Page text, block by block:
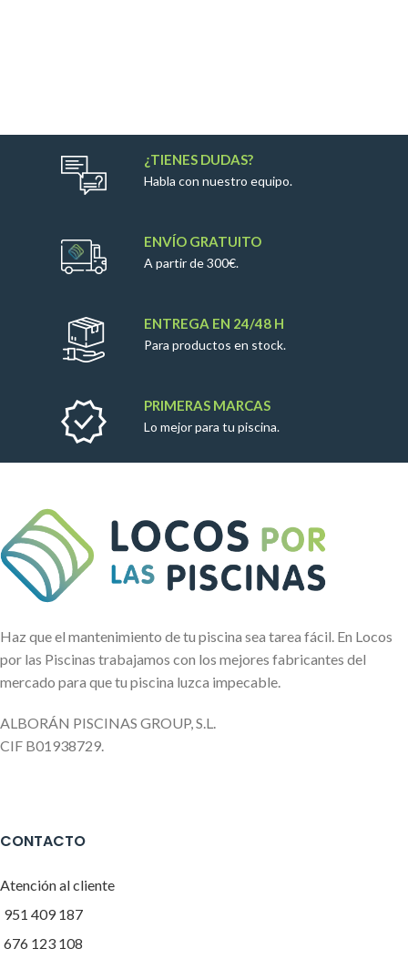
¿TIENES DUDAS?
Habla con nuestro equipo.
ENVÍO GRATUITO
A partir de 300€.
ENTREGA EN 24/48 H
Para productos en stock.
PRIMERAS MARCAS
Lo mejor para tu piscina.
Haz que el mantenimiento de tu piscina sea tarea fácil. En Locos
por las Piscinas trabajamos con los mejores fabricantes del
mercado para que tu piscina luzca impecable.
ALBORÁN PISCINAS GROUP, S.L.
CIF B01938729.
CONTACTO
Atención al cliente
951 409 187
676 123 108